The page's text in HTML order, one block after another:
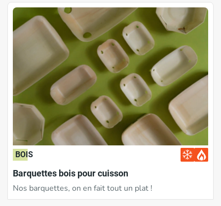
BOIS
Barquettes bois pour cuisson
Nos barquettes, on en fait tout un plat !